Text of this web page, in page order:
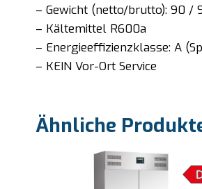
– Gewicht (netto/brutto): 90 /
– Kältemittel R600a
– Energieeffizienzklasse: A
– KEIN Vor-Ort Service
Ähnliche